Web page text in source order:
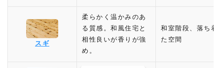
スギ
柔らかく温かみのあ
る質感。和風住宅と
相性良いが香りが強
め。
和室階段、落ち着
た空間